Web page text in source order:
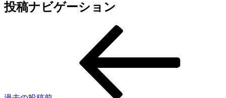
投稿ナビゲーション